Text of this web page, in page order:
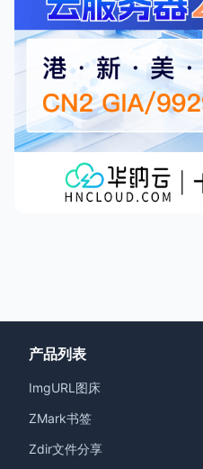
产品列表
ImgURL图床
ZMark书签
Zdir文件分享